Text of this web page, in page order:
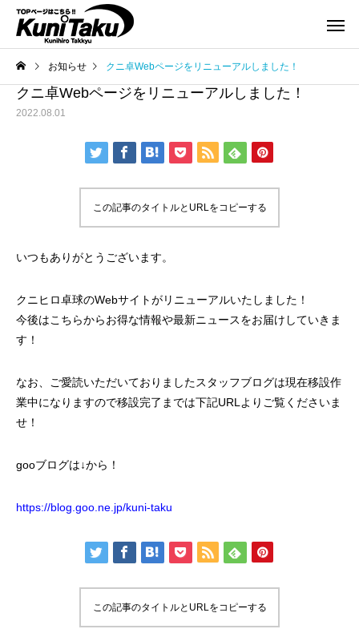
お知らせ クニ卓Webページをリニューアルしました！
クニ卓Webページをリニューアルしました！
2022.08.01
この記事のタイトルとURLをコピーする
いつもありがとうございます。
クニヒロ卓球のWebサイトがリニューアルいたしました！
今後はこちらからお得な情報や最新ニュースをお届けしていきま
す！
なお、ご愛読いただいておりましたスタッフブログは現在移設作
業中になりますので移設完了までは下記URLよりご覧くださいま
せ！
gooブログは↓から！
https://blog.goo.ne.jp/kuni-taku
この記事のタイトルとURLをコピーする